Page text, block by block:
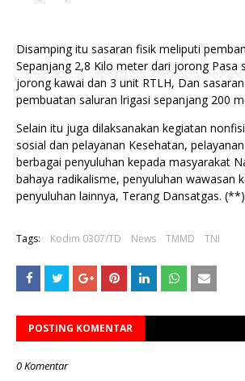
Disamping itu sasaran fisik meliputi
Sepanjang 2,8 Kilo meter dari jorong Pasa
jorong kawai dan 3 unit RTLH, Dan
pembuatan saluran lrigasi sepanjang 200
Selain itu juga dilaksanakan kegiatan
sosial dan pelayanan Kesehatan,
berbagai penyuluhan kepada masyarakat
bahaya radikalisme, penyuluhan wawasan
penyuluhan lainnya, Terang Dansatgas. (**)
Tags: Kodim 0307/TD News TMMD TNI
POSTING KOMENTAR
0 Komentar